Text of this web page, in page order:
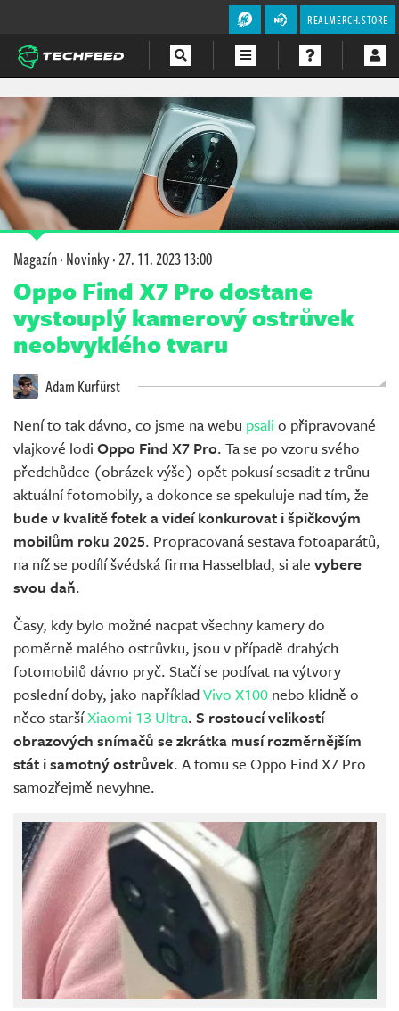
REALMERCH.STORE
Magazín
Videa
Soutěže
Magazín·Novinky·27. 11. 2023 13:00
Oppo Find X7 Pro dostane
vystouplý kamerový ostrůvek
neobvyklého tvaru
Adam Kurfürst
Není to tak dávno, co jsme na webu psali o připravované
vlajkové lodi Oppo Find X7 Pro. Ta se po vzoru svého
předchůdce (obrázek výše) opět pokusí sesadit z trůnu
aktuální fotomobily, a dokonce se spekuluje nad tím, že
bude v kvalitě fotek a videí konkurovat i špičkovým
mobilům roku 2025. Propracovaná sestava fotoaparátů,
na níž se podílí švédská firma Hasselblad, si ale vybere
svou daň.
Časy, kdy bylo možné nacpat všechny kamery do
poměrně malého ostrůvku, jsou v případě drahých
fotomobilů dávno pryč. Stačí se podívat na výtvory
poslední doby, jako napříkladVivo X100 nebo klidně o
něco staršíXiaomi 13 Ultra. S rostoucí velikostí
obrazových snímačů se zkrátka musí rozměrnějším
stát i samotný ostrůvek. A tomu se Oppo Find X7 Pro
samozřejmě nevyhne.